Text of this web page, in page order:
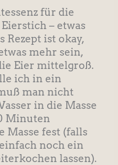
für die
– etwas
Rezept ist okay,
mehr sein,
Eier mittelgroß.
ich in ein
man nicht
in die Masse
Minuten
Masse fest (falls
noch ein
lassen).